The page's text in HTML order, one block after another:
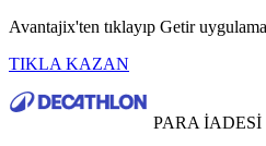
Avantajix'ten tıklayıp Getir
TIKLA KAZAN
PARA İADESİ